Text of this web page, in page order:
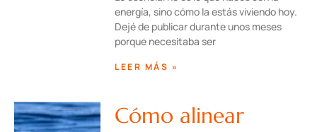
energía, sino cómo la estás viviendo hoy.
Dejé de publicar durante unos meses
porque necesitaba ser
LEER MÁS »
Cómo alinear